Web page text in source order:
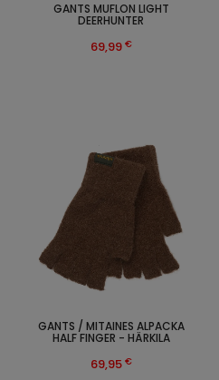
GANTS MUFLON LIGHT
DEERHUNTER
69,99 €
GANTS / MITAINES ALPACKA
HALF FINGER - HÄRKILA
69,95 €